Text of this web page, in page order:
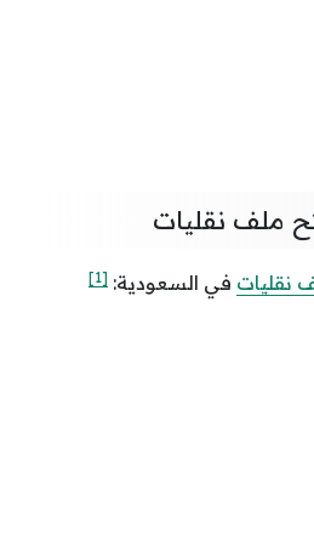
ملف نقليات
نقليات في السعودية: [1]